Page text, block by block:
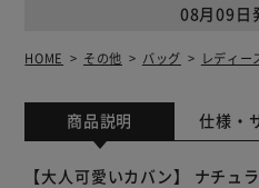
08月09日
HOME その他 バッグ レディー
商品説明 仕様・
【大人可愛いカバン】 ナチュ